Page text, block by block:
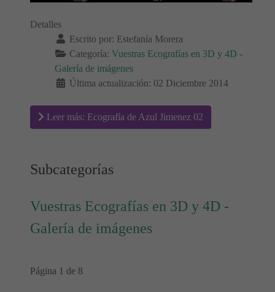
Detalles
Escrito por: Estefanía Morera
Categoría: Vuestras Ecografías en 3D y 4D -
Galería de imágenes
Última actualización: 02 Diciembre 2014
Leer más: Ecografía de Azul Jimenez 02
Subcategorías
Vuestras Ecografías en 3D y 4D -
Galería de imágenes
Página 1 de 8